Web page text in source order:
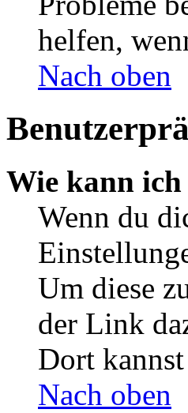
helfen,
Nach oben
Wie kann
Wenn du
Um diese
der Link
Dort
Nach oben